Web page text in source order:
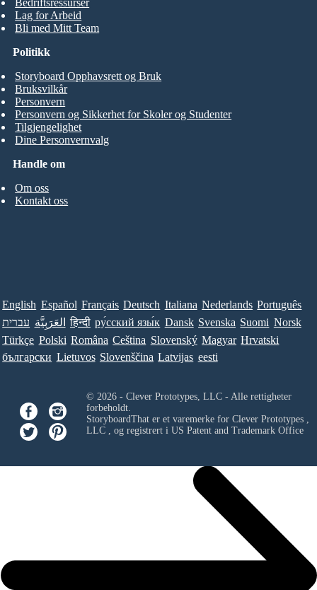
Lag for Arbeid
Bli med Mitt Team
Handle om
Om oss
Kontakt oss
Politikk
Storyboard Opphavsrett og Bruk
Bruksvilkår
Personvern
Personvern og Sikkerhet for Skoler og Studenter
Tilgjengelighet
Dine Personvernvalg
English Español Français Deutsch Italiana Nederlands Português
עברית العَرَبِيَّة हिन्दी ру́сский язы́к Dansk Svenska Suomi Norsk
Türkçe Polski Româna Ceština Slovenský Magyar Hrvatski
български Lietuvos Slovenščina Latvijas eesti
© 2026 - Clever Prototypes, LLC - Alle rettigheter
forbeholdt.
StoryboardThat er et varemerke for Clever Prototypes ,
LLC, og registrert i US Patent and Trademark Office